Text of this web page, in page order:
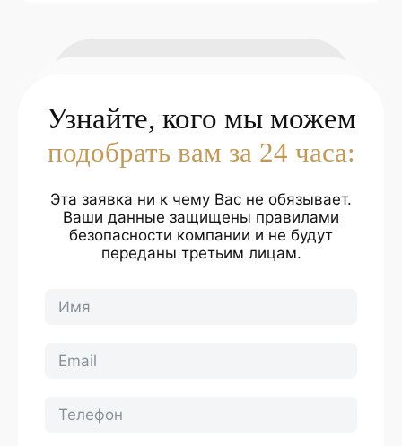
Узнайте, кого мы можем
подобрать вам за 24 часа:
Эта заявка ни к чему Вас не обязывает.
Ваши данные защищены правилами
безопасности компании и не будут
переданы третьим лицам.